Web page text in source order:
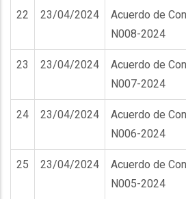
22 23/04/2024
Acuerdo de
N008-2024
23 23/04/2024
Acuerdo de
N007-2024
24 23/04/2024
Acuerdo de
N006-2024
25 23/04/2024
Acuerdo de
N005-2024